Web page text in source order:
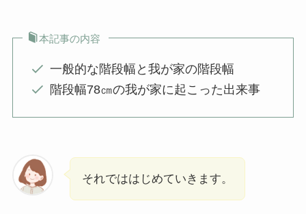
本記事の内容
一般的な階段幅と我が家の階段幅
階段幅78㎝の我が家に起こった出来事
それでははじめていきます。